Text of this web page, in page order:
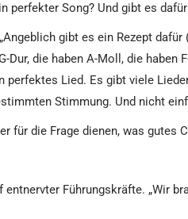
Song? Und gibt es dafür
gibt es ein Rezept
die haben A-Moll, die haben
Lied. Es gibt viele
Stimmung. Und nicht
für die Frage dienen, was gutes
Führungskräfte. „Wir